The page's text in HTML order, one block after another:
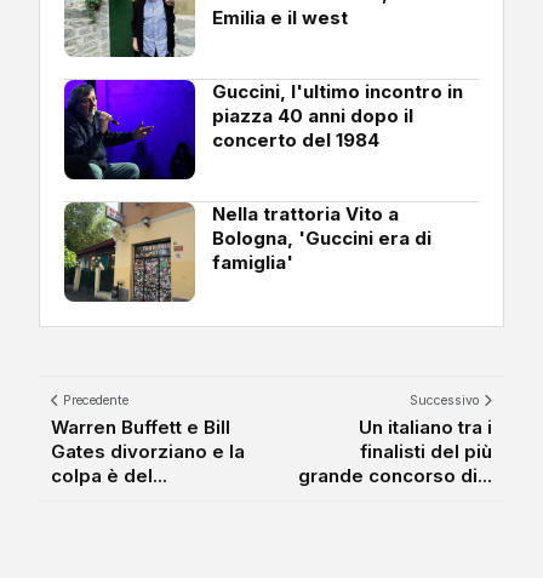
Emilia e il west
Guccini, l'ultimo incontro in
piazza 40 anni dopo il
concerto del 1984
Nella trattoria Vito a
Bologna, 'Guccini era di
famiglia'
Precedente
Warren Buffett e Bill
Gates divorziano e la
colpa è del...
Successivo
Un italiano tra i
finalisti del più
grande concorso di...